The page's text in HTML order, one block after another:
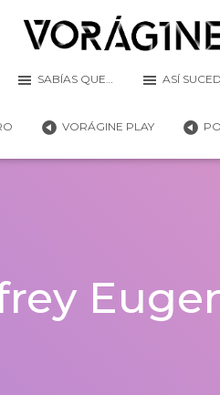
SABÍAS QUE… ASÍ
VORÁGINE PLAY